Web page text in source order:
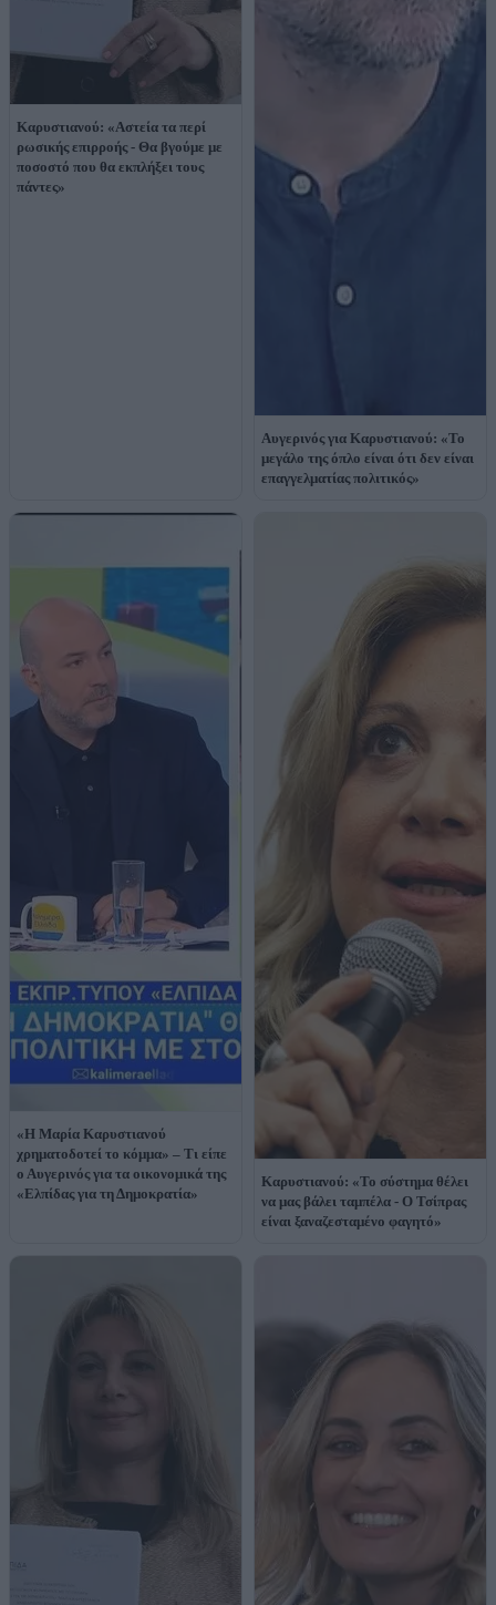
Καρυστιανού: «Αστεία τα περί
ρωσικής επιρροής - Θα βγούμε με
ποσοστό που θα εκπλήξει τους
πάντες»
Αυγερινός για Καρυστιανού: «Το
μεγάλο της όπλο είναι ότι δεν είναι
επαγγελματίας πολιτικός»
«Η Μαρία Καρυστιανού
χρηματοδοτεί το κόμμα» – Τι είπε
ο Αυγερινός για τα οικονομικά της
«Ελπίδας για τη Δημοκρατία»
Καρυστιανού: «Το σύστημα θέλει
να μας βάλει ταμπέλα - Ο Τσίπρας
είναι ξαναζεσταμένο φαγητό»